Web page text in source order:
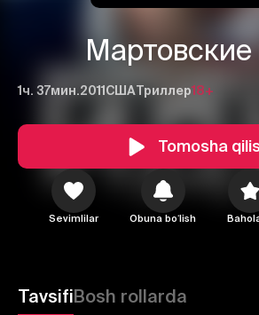
1ч. 37мин.2011СШАТриллер18+
Tomosha
Sevimlilar Obuna boʻlish
TavsifiBosh rollarda
Bekor qilish